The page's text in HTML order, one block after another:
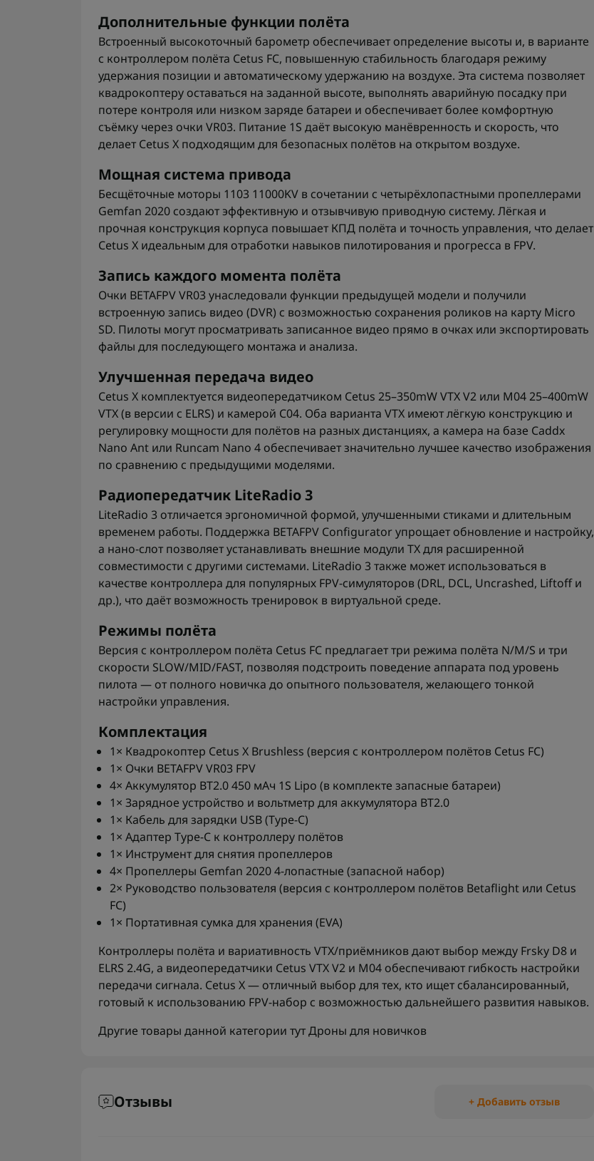
Дополнительные функции полёта
Встроенный высокоточный барометр обеспечивает определение высоты и, в варианте
с контроллером полёта Cetus FC, повышенную стабильность благодаря режиму
удержания позиции и автоматическому удержанию на воздухе. Эта система позволяет
квадрокоптеру оставаться на заданной высоте, выполнять аварийную посадку при
потере контроля или низком заряде батареи и обеспечивает более комфортную
съёмку через очки VR03. Питание 1S даёт высокую манёвренность и скорость, что
делает Cetus X подходящим для безопасных полётов на открытом воздухе.
Мощная система привода
Бесщёточные моторы 1103 11000KV в сочетании с четырёхлопастными пропеллерами
Gemfan 2020 создают эффективную и отзывчивую приводную систему. Лёгкая и
прочная конструкция корпуса повышает КПД полёта и точность управления, что делает
Cetus X идеальным для отработки навыков пилотирования и прогресса в FPV.
Запись каждого момента полёта
Очки BETAFPV VR03 унаследовали функции предыдущей модели и получили
встроенную запись видео (DVR) с возможностью сохранения роликов на карту Micro
SD. Пилоты могут просматривать записанное видео прямо в очках или экспортировать
файлы для последующего монтажа и анализа.
Улучшенная передача видео
Cetus X комплектуется видеопередатчиком Cetus 25–350mW VTX V2 или M04 25–400mW
VTX (в версии с ELRS) и камерой C04. Оба варианта VTX имеют лёгкую конструкцию и
регулировку мощности для полётов на разных дистанциях, а камера на базе Caddx
Nano Ant или Runcam Nano 4 обеспечивает значительно лучшее качество изображения
по сравнению с предыдущими моделями.
Радиопередатчик LiteRadio 3
LiteRadio 3 отличается эргономичной формой, улучшенными стиками и длительным
временем работы. Поддержка BETAFPV Configurator упрощает обновление и настройку,
а нано-слот позволяет устанавливать внешние модули TX для расширенной
совместимости с другими системами. LiteRadio 3 также может использоваться в
качестве контроллера для популярных FPV-симуляторов (DRL, DCL, Uncrashed, Liftoff и
др.), что даёт возможность тренировок в виртуальной среде.
Режимы полёта
Версия с контроллером полёта Cetus FC предлагает три режима полёта N/M/S и три
скорости SLOW/MID/FAST, позволяя подстроить поведение аппарата под уровень
пилота — от полного новичка до опытного пользователя, желающего тонкой
настройки управления.
Комплектация
1× Квадрокоптер Cetus X Brushless (версия с контроллером полётов Cetus FC)
1× Очки BETAFPV VR03 FPV
4× Аккумулятор BT2.0 450 мАч 1S Lipo (в комплекте запасные батареи)
1× Зарядное устройство и вольтметр для аккумулятора BT2.0
1× Кабель для зарядки USB (Type-C)
1× Адаптер Type-C к контроллеру полётов
1× Инструмент для снятия пропеллеров
4× Пропеллеры Gemfan 2020 4-лопастные (запасной набор)
2× Руководство пользователя (версия с контроллером полётов Betaflight или Cetus
FC)
1× Портативная сумка для хранения (EVA)
Контроллеры полёта и вариативность VTX/приёмников дают выбор между Frsky D8 и
ELRS 2.4G, а видеопередатчики Cetus VTX V2 и M04 обеспечивают гибкость настройки
передачи сигнала. Cetus X — отличный выбор для тех, кто ищет сбалансированный,
готовый к использованию FPV-набор с возможностью дальнейшего развития навыков.
Другие товары данной категории тутДроны для новичков
Отзывы + Добавить отзыв